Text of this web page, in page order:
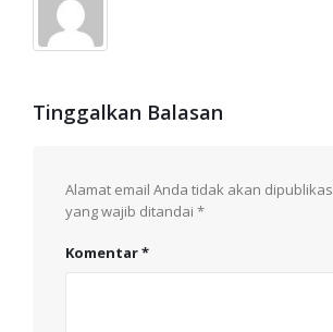
Tinggalkan Balasan
Alamat email Anda tidak akan
yang wajib ditandai *
Komentar*